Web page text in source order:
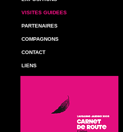
VISITES GUIDEES
PARTENAIRES
COMPAGNONS
CONTACT
LIENS